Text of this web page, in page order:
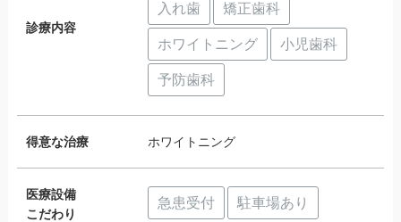
診療内容
入れ歯 矯正歯科
ホワイトニング 小児歯科
予防歯科
得意な治療 ホワイトニング
医療設備
こだわり
急患受付 駐車場あり